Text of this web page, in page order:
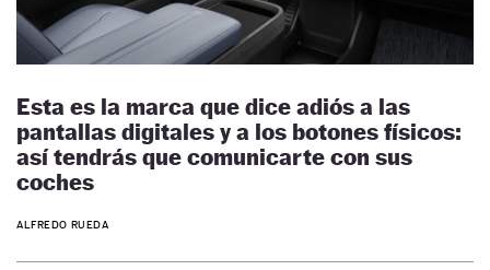
Esta es la marca que dice adiós a las
pantallas digitales y a los botones físicos:
así tendrás que comunicarte con sus
coches
ALFREDO RUEDA